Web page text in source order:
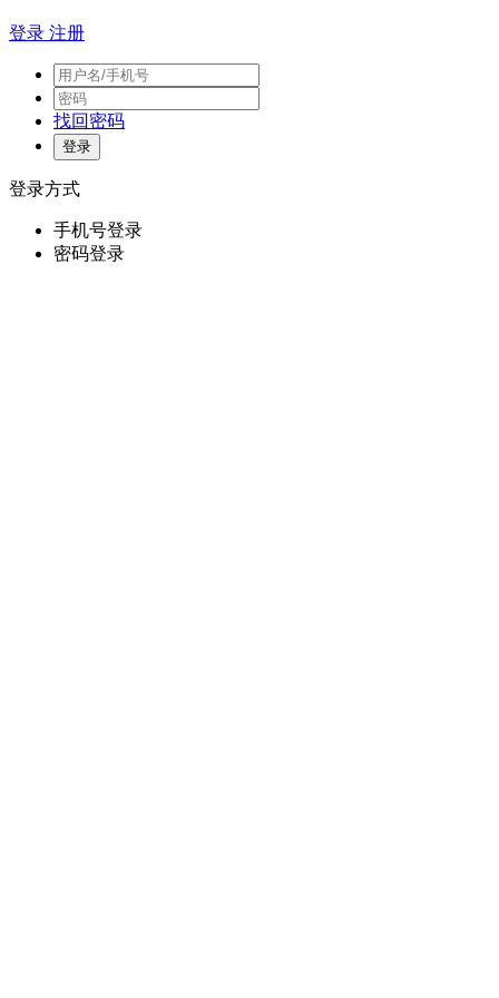
登录 注册
找回密码
登录方式
手机号登录
密码登录